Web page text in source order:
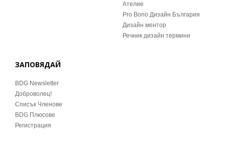
Ателие
Pro Bono Дизайн България
Дизайн ментор
Речник дизайн термини
ЗАПОВЯДАЙ
BDG Newsletter
Доброволец!
Списък Членове
BDG Плюсове
Регистрация